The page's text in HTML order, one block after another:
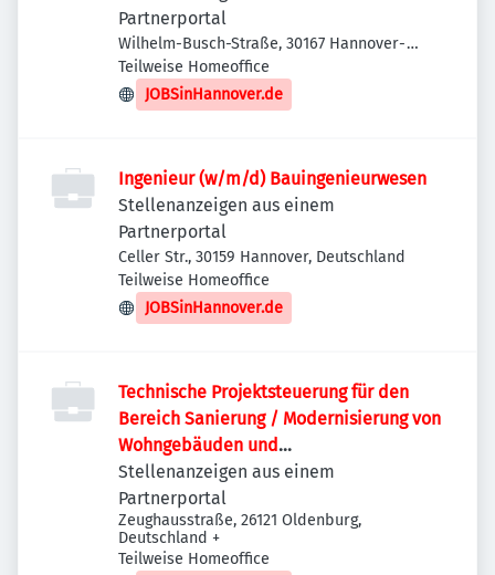
Partnerportal
Wilhelm-Busch-Straße, 30167 Hannover-
Nord, Deutschland
Teilweise Homeoffice
JOBSinHannover.de
Ingenieur (w/m/d) Bauingenieurwesen
Stellenanzeigen aus einem
Partnerportal
Celler Str., 30159 Hannover, Deutschland
Teilweise Homeoffice
JOBSinHannover.de
Technische Projektsteuerung für den
Bereich Sanierung / Modernisierung von
Wohngebäuden und
Quartiersentwicklung (m/w/d)
Stellenanzeigen aus einem
Partnerportal
Zeughausstraße, 26121 Oldenburg,
Deutschland +
Teilweise Homeoffice